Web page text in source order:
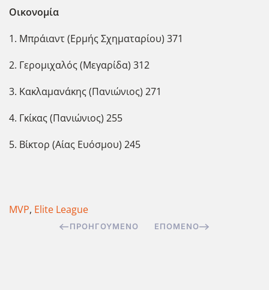
Οικονομία
1. Μπράιαντ (Ερμής Σχηματαρίου) 371
2. Γερομιχαλός (Μεγαρίδα) 312
3. Κακλαμανάκης (Πανιώνιος) 271
4. Γκίκας (Πανιώνιος) 255
5. Βίκτορ (Αίας Ευόσμου) 245
MVP, Elite League
ΠΡΟΗΓΟΎΜΕΝΟ ΕΠΌΜΕΝΟ